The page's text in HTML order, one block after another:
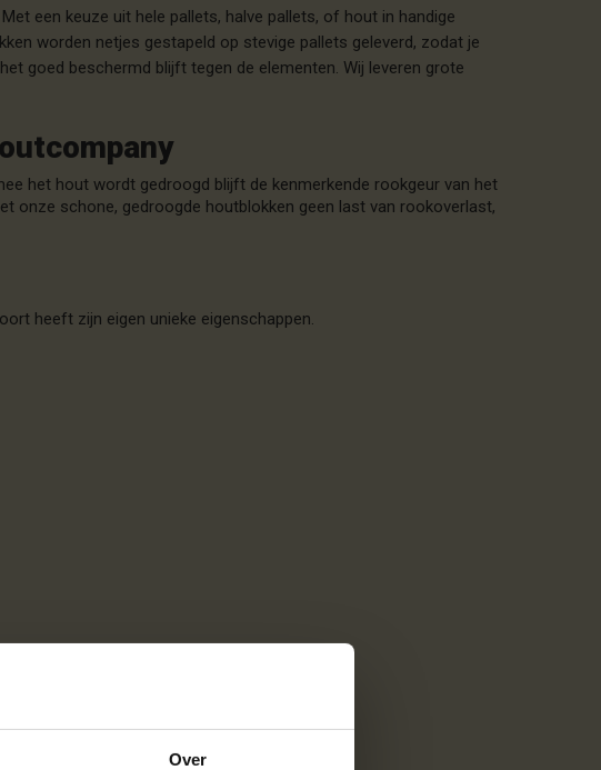
Over
Met een keuze uit hele pallets, halve pallets, of hout in handige
worden netjes gestapeld op stevige pallets geleverd, zodat je
goed beschermd blijft tegen de elementen. Wij leveren grote
het hout wordt gedroogd blijft de kenmerkende rookgeur van het
onze schone, gedroogde houtblokken geen last van rookoverlast,
heeft zijn eigen unieke eigenschappen.